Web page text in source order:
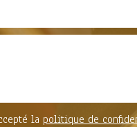
la politique de